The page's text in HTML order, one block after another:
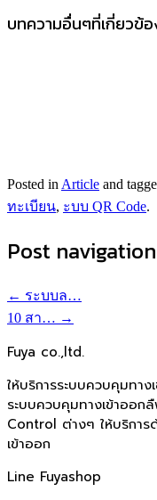
บทความอื่นๆที่เกี่ยวข้
Posted in Article and
ทะเบียน, ะบบ QR Code.
Post navigation
← ระบบล…
10 สา… →
Fuya co.,ltd.
ให้บริการระบบควบคุมทาง
ระบบควบคุมทางเข้าออก
Control ต่างๆ ให้บริการ
เข้าออก
Line Fuyashop